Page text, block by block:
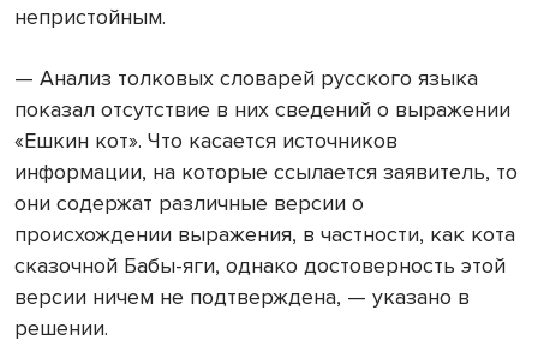
непристойным.
— Анализ толковых словарей русского языка
показал отсутствие в них сведений о выражении
«Ешкин кот». Что касается источников
информации, на которые ссылается заявитель, то
они содержат различные версии о
происхождении выражения, в частности, как кота
сказочной Бабы-яги, однако достоверность этой
версии ничем не подтверждена, — указано в
решении.